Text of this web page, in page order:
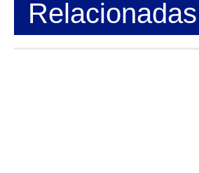
Relacionadas